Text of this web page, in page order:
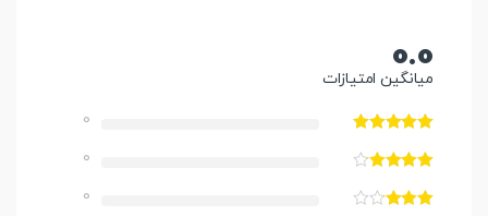
0.0
میانگین امتیازات
0
0
0